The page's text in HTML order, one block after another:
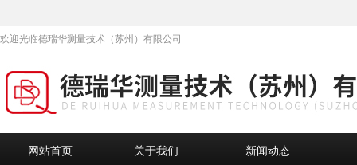
欢迎光临德瑞华测量技术（苏州）有限公司
网站首页 关于我们 新闻动态